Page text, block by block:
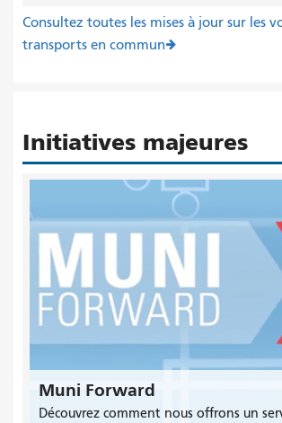
Consultez toutes les mises à jour sur les
transports en commun
Initiatives majeures
Muni Forward
Découvrez comment nous offrons un